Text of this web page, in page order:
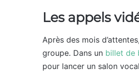
Les appels
Après des mois
groupe. Dans un billet de
pour lancer un salon